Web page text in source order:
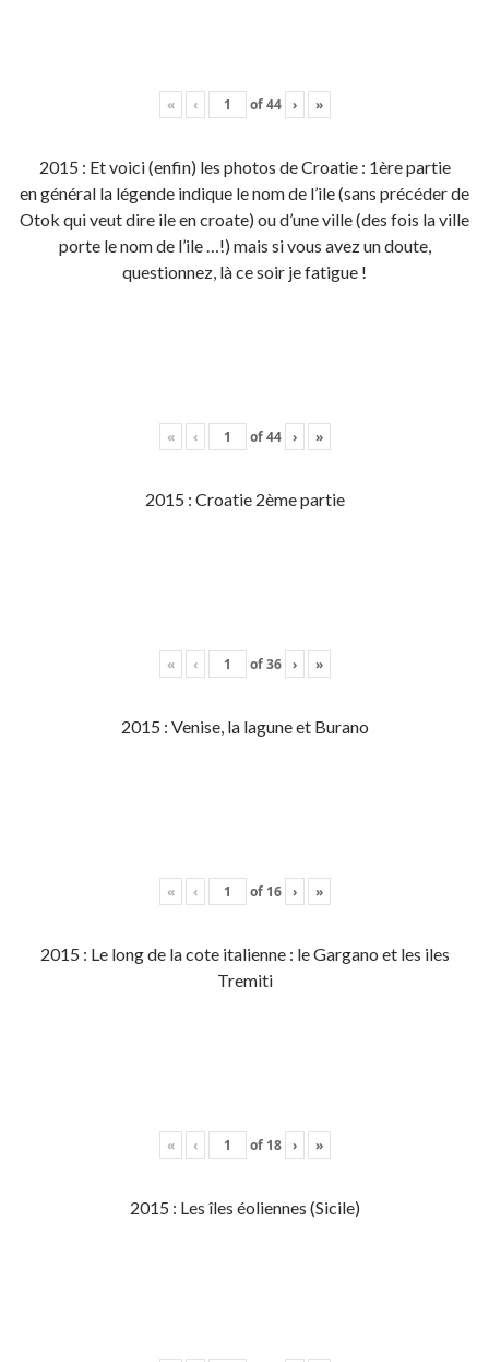
« ‹ of44 › »
2015 : Et voici (enfin) les photos de Croatie : 1ère partie
en général la légende indique le nom de l’ile (sans précéder de
Otok qui veut dire ile en croate) ou d’une ville (des fois la ville
porte le nom de l’ile …!) mais si vous avez un doute,
questionnez, là ce soir je fatigue !
« ‹ of44 › »
2015 : Croatie 2ème partie
« ‹ of36 › »
2015 : Venise, la lagune et Burano
« ‹ of 16 › »
2015 : Le long de la cote italienne : le Gargano et les iles
Tremiti
« ‹ of 18 › »
2015 : Les îles éoliennes (Sicile)